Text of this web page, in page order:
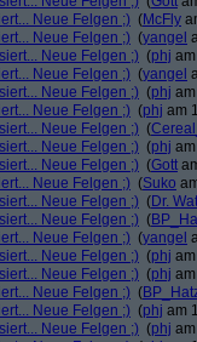
Neue Felgen ;) (McFly
Neue Felgen ;) (yangel
Neue Felgen ;) (phj
Neue Felgen ;) (yangel
Neue Felgen ;) (phj
Neue Felgen ;) (phj am
Neue Felgen ;) (
Neue Felgen ;) (phj
Neue Felgen ;) (Gott
Neue Felgen ;) (Suko
Neue Felgen ;) (Dr.
Neue Felgen ;) (
Neue Felgen ;) (yangel
Neue Felgen ;) (phj
Neue Felgen ;) (phj
Neue Felgen ;) (
Neue Felgen ;) (phj am
Neue Felgen ;) (phj